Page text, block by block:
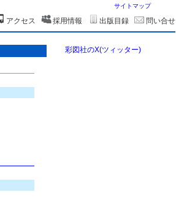
サイトマップ
アクセス 採用情報 出版目録
問い合せ
彩図社のX(ツィッター)